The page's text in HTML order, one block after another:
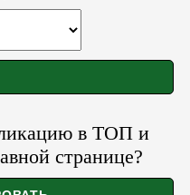
в ТОП и
странице?